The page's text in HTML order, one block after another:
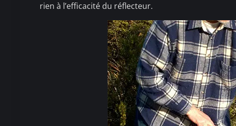
rien à l’efficacité du réflecteur.